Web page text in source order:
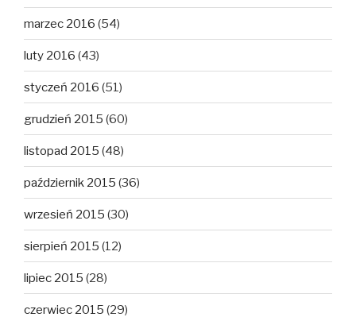
marzec 2016 (54)
luty 2016 (43)
styczeń 2016 (51)
grudzień 2015 (60)
listopad 2015 (48)
październik 2015 (36)
wrzesień 2015 (30)
sierpień 2015 (12)
lipiec 2015 (28)
czerwiec 2015 (29)